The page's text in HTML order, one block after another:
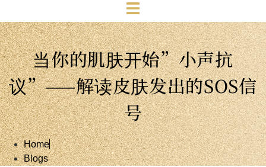
当你的肌肤开始”小声抗
议”——解读皮肤发出的SOS信
号
Home
Blogs